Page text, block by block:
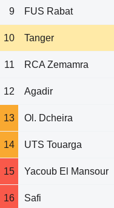
9 FUS Rabat
10 Tanger
11 RCA Zemamra
12 Agadir
13 Ol. Dcheira
14 UTS Touarga
15 Yacoub El Mansour
16 Safi